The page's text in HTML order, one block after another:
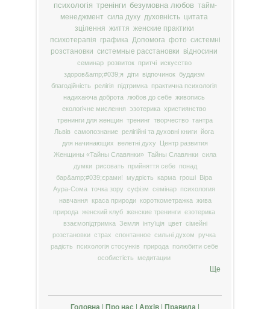
психологія тренінги безумовна любов тайм-
менеджмент сила духу духовність цитата
зцілення життя женские практики
психотерапія графика Допомога фото системні
розстановки системные расстановки відносини
семинар розвиток притчі
искусство
здоров&amp;#039;я
діти відпочинок буддизм
благодійність
релігія підтримка
практична психологія
надихаюча доброта
любов до себе живопись
екологічне мислення
эзотерика християнство
тренинги для женщин тренинг творчество тантра
Львів самопознание релігійні та духовні книги йога
для начинающих
велетні духу
Центр развития
Женщины «Тайны Славянки» Тайны Славянки сила
думки
рисовать прийняття себе
понад
бар&amp;#039;єрами!
мудрість карма гроші Віра
Аура-Сома точка зору суфізм семінар психология
навчання
краса природи короткометражка жива
природа женский клуб женские тренинги езотерика
взаємопідтримка Земля інтуїція цвет сімейні
розстановки страх спонтанное сильні духом
ручка
радість
психологія стосунків природа
полюбити себе
особистість
медитации
Ще
Головна | Про нас | Архів | Правила |